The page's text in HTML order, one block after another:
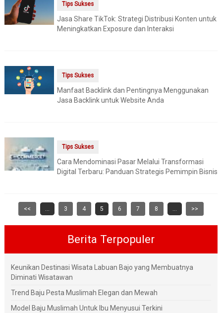
Tips Sukses
Jasa Share TikTok: Strategi Distribusi Konten untuk
Meningkatkan Exposure dan Interaksi
Tips Sukses
Manfaat Backlink dan Pentingnya Menggunakan
Jasa Backlink untuk Website Anda
Tips Sukses
Cara Mendominasi Pasar Melalui Transformasi
Digital Terbaru: Panduan Strategis Pemimpin Bisnis
<< ... 3 4 5 6 7 8 ... >>
Berita Terpopuler
Keunikan Destinasi Wisata Labuan Bajo yang Membuatnya
Diminati Wisatawan
Trend Baju Pesta Muslimah Elegan dan Mewah
Model Baju Muslimah Untuk Ibu Menyusui Terkini